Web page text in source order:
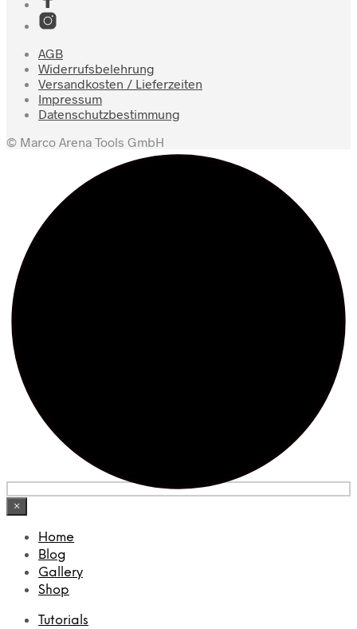
AGB
Widerrufsbelehrung
Versandkosten / Lieferzeiten
Impressum
Datenschutzbestimmung
© Marco Arena Tools GmbH
×
Home
Blog
Gallery
Shop
Tutorials